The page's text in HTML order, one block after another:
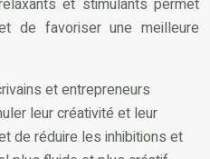
de favoriser une meilleure
et entrepreneurs
leur créativité et leur
de réduire les inhibitions et